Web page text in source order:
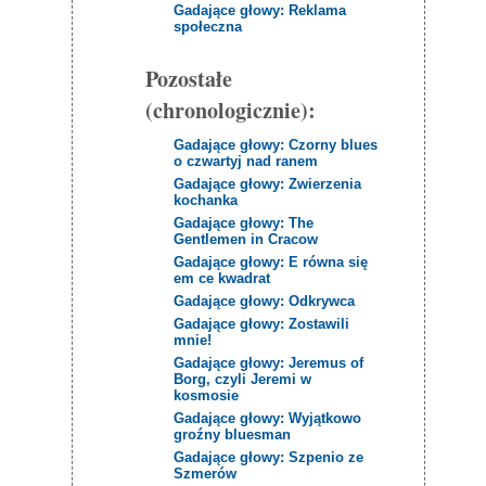
Gadające głowy: Reklama
społeczna
Pozostałe
(chronologicznie):
Gadające głowy: Czorny blues
o czwartyj nad ranem
Gadające głowy: Zwierzenia
kochanka
Gadające głowy: The
Gentlemen in Cracow
Gadające głowy: E równa się
em ce kwadrat
Gadające głowy: Odkrywca
Gadające głowy: Zostawili
mnie!
Gadające głowy: Jeremus of
Borg, czyli Jeremi w
kosmosie
Gadające głowy: Wyjątkowo
groźny bluesman
Gadające głowy: Szpenio ze
Szmerów